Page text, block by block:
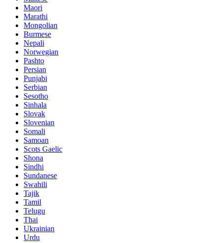
Maori
Marathi
Mongolian
Burmese
Nepali
Norwegian
Pashto
Persian
Punjabi
Serbian
Sesotho
Sinhala
Slovak
Slovenian
Somali
Samoan
Scots Gaelic
Shona
Sindhi
Sundanese
Swahili
Tajik
Tamil
Telugu
Thai
Ukrainian
Urdu